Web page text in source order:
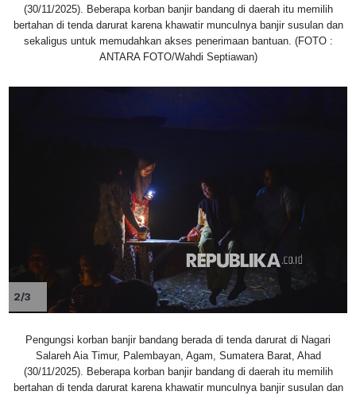
(30/11/2025). Beberapa korban banjir bandang di daerah itu memilih
bertahan di tenda darurat karena khawatir munculnya banjir susulan dan
sekaligus untuk memudahkan akses penerimaan bantuan. (FOTO :
ANTARA FOTO/Wahdi Septiawan)
2/3
Pengungsi korban banjir bandang berada di tenda darurat di Nagari
Salareh Aia Timur, Palembayan, Agam, Sumatera Barat, Ahad
(30/11/2025). Beberapa korban banjir bandang di daerah itu memilih
bertahan di tenda darurat karena khawatir munculnya banjir susulan dan